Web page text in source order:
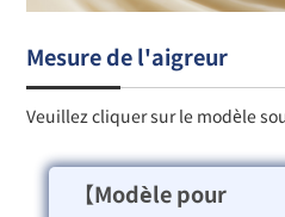
Mesure de l'aigreur
Veuillez cliquer sur le modèle
【Modèle pour